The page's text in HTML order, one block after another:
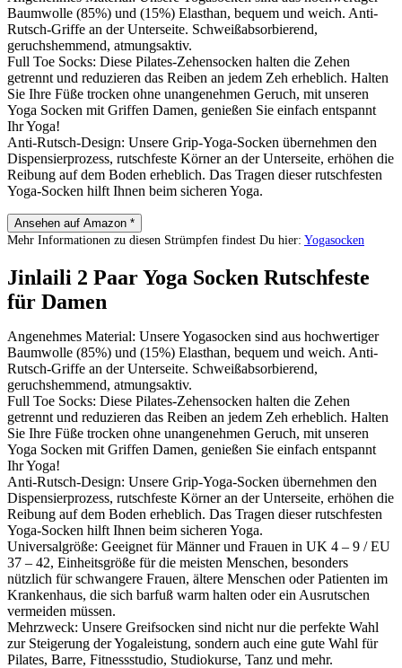
Baumwolle (85%) und (15%) Elasthan, bequem und weich. Anti-
Rutsch-Griffe an der Unterseite. Schweißabsorbierend,
geruchshemmend, atmungsaktiv.
Full Toe Socks: Diese Pilates-Zehensocken halten die Zehen
getrennt und reduzieren das Reiben an jedem Zeh erheblich. Halten
Sie Ihre Füße trocken ohne unangenehmen Geruch, mit unseren
Yoga Socken mit Griffen Damen, genießen Sie einfach entspannt
Ihr Yoga!
Anti-Rutsch-Design: Unsere Grip-Yoga-Socken übernehmen den
Dispensierprozess, rutschfeste Körner an der Unterseite, erhöhen die
Reibung auf dem Boden erheblich. Das Tragen dieser rutschfesten
Yoga-Socken hilft Ihnen beim sicheren Yoga.
Ansehen auf Amazon *
Mehr Informationen zu diesen Strümpfen findest Du hier: Yogasocken
Jinlaili 2 Paar Yoga Socken Rutschfeste
für Damen
Angenehmes Material: Unsere Yogasocken sind aus hochwertiger
Baumwolle (85%) und (15%) Elasthan, bequem und weich. Anti-
Rutsch-Griffe an der Unterseite. Schweißabsorbierend,
geruchshemmend, atmungsaktiv.
Full Toe Socks: Diese Pilates-Zehensocken halten die Zehen
getrennt und reduzieren das Reiben an jedem Zeh erheblich. Halten
Sie Ihre Füße trocken ohne unangenehmen Geruch, mit unseren
Yoga Socken mit Griffen Damen, genießen Sie einfach entspannt
Ihr Yoga!
Anti-Rutsch-Design: Unsere Grip-Yoga-Socken übernehmen den
Dispensierprozess, rutschfeste Körner an der Unterseite, erhöhen die
Reibung auf dem Boden erheblich. Das Tragen dieser rutschfesten
Yoga-Socken hilft Ihnen beim sicheren Yoga.
Universalgröße: Geeignet für Männer und Frauen in UK 4 – 9 / EU
37 – 42, Einheitsgröße für die meisten Menschen, besonders
nützlich für schwangere Frauen, ältere Menschen oder Patienten im
Krankenhaus, die sich barfuß warm halten oder ein Ausrutschen
vermeiden müssen.
Mehrzweck: Unsere Greifsocken sind nicht nur die perfekte Wahl
zur Steigerung der Yogaleistung, sondern auch eine gute Wahl für
Pilates, Barre, Fitnessstudio, Studiokurse, Tanz und mehr.